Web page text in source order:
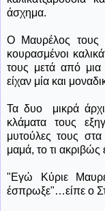
άσχημα.
Ο Μαυρέλος τους
κουρασμένοι
τους μετά από μια
είχαν μία και
Τα δυο
μικρά
κλάματα τους
μυτούλες τους
μαμά, το τι ακριβώς
"Εγώ Κύριε
έσπρωξε"…είπε ο